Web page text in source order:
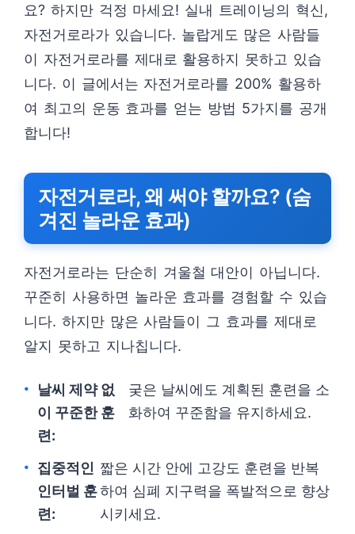
요? 하지만 걱정 마세요! 실내 트레이닝의 혁신,
자전거로라가 있습니다. 놀랍게도 많은 사람들
이 자전거로라를 제대로 활용하지 못하고 있습
니다. 이 글에서는 자전거로라를 200% 활용하
여 최고의 운동 효과를 얻는 방법 5가지를 공개
합니다!
자전거로라, 왜 써야 할까요? (숨
겨진 놀라운 효과)
자전거로라는 단순히 겨울철 대안이 아닙니다.
꾸준히 사용하면 놀라운 효과를 경험할 수 있습
니다. 하지만 많은 사람들이 그 효과를 제대로
알지 못하고 지나칩니다.
날씨 제약 없
이 꾸준한 훈
련:
궂은 날씨에도 계획된 훈련을 소
화하여 꾸준함을 유지하세요.
집중적인
인터벌 훈
련:
짧은 시간 안에 고강도 훈련을 반복
하여 심폐 지구력을 폭발적으로 향상
시키세요.